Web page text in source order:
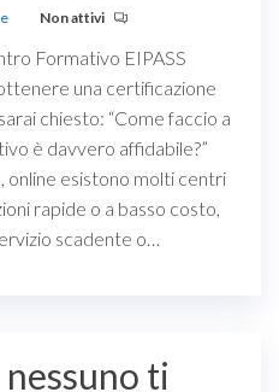
Non attivi
Formativo EIPASS
una certificazione
chiesto: “Come faccio a
è davvero affidabile?”
online esistono molti centri
rapide o a basso costo,
scadente o…
ti